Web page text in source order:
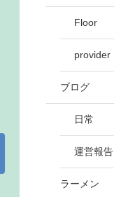
Floor
provider
ブログ
日常
運営報告
ラーメン